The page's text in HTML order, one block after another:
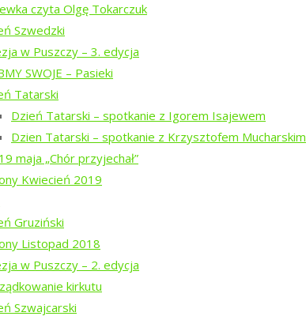
czyta Olgę Tokarczuk
Szwedzki
w Puszczy – 3. edycja
SWOJE – Pasieki
Tatarski
Dzień Tatarski – spotkanie z Igorem Isajewem
Dzien Tatarski – spotkanie z Krzysztofem Mucharskim
maja „Chór przyjechał”
Kwiecień 2019
Gruziński
Listopad 2018
w Puszczy – 2. edycja
kirkutu
Szwajcarski
2024
„Teren typu bagno.”
– 2023
– 2023
2023
nie ma…”